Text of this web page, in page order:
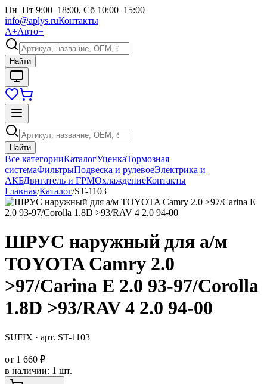
Пн–Пт 9:00–18:00, Сб 10:00–15:00
info@aplys.ruКонтакты
А+Авто+
Найти
Найти
Все категорииКаталогУценкаТормозная
системаФильтрыПодвеска и рулевоеЭлектрика и
АКБДвигатель и ГРМОхлаждениеКонтакты
Главная/Каталог/ST-1103
ШРУС наружный для а/м
TOYOTA Camry 2.0
>97/Carina E 2.0 93-97/Corolla
1.8D >93/RAV 4 2.0 94-00
SUFIX · арт. ST-1103
от 1 660 ₽
в наличии: 1 шт.